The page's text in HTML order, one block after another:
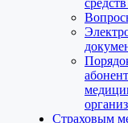
Страховым